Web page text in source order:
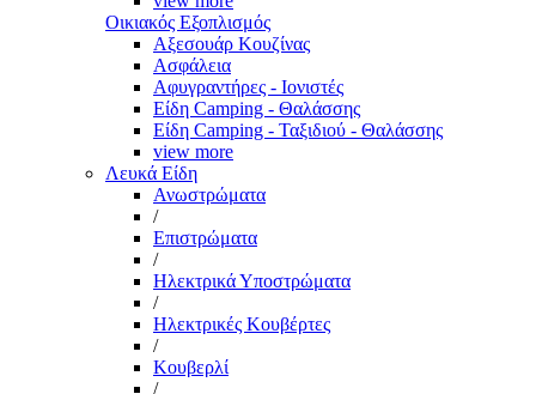
Οικιακός Εξοπλισμός
Αξεσουάρ Κουζίνας
Ασφάλεια
Αφυγραντήρες - Ιονιστές
Είδη Camping - Θαλάσσης
Είδη Camping - Ταξιδιού - Θαλάσσης
view more
Λευκά Είδη
Ανωστρώματα
/
Επιστρώματα
/
Ηλεκτρικά Υποστρώματα
/
Ηλεκτρικές Κουβέρτες
/
Κουβερλί
/